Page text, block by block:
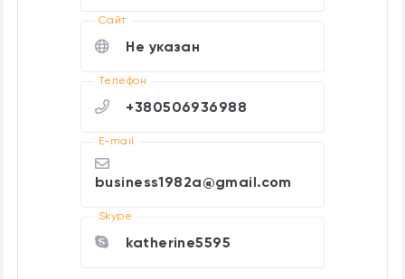
Cайт
Не указан
Телефон
+380506936988
E-mail
business1982a@gmail.com
Skype
katherine5595